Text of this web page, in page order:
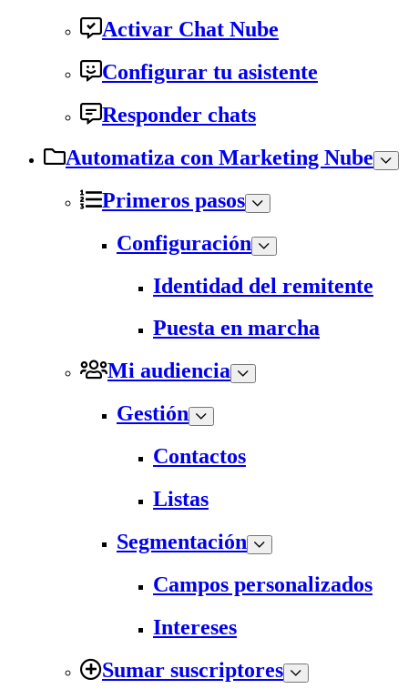
Activar Chat Nube
Configurar tu asistente
Responder chats
Automatiza con Marketing Nube
Primeros pasos
Configuración
Identidad del remitente
Puesta en marcha
Mi audiencia
Gestión
Contactos
Listas
Segmentación
Campos personalizados
Intereses
Sumar suscriptores